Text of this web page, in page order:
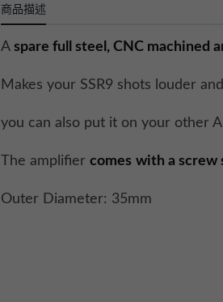
商品描述
Aspare full steel, CNC machined
Makes your SSR9 shots louder
you can also put it on your other
The amplifiercomes with a screw
Outer Diameter: 35mm